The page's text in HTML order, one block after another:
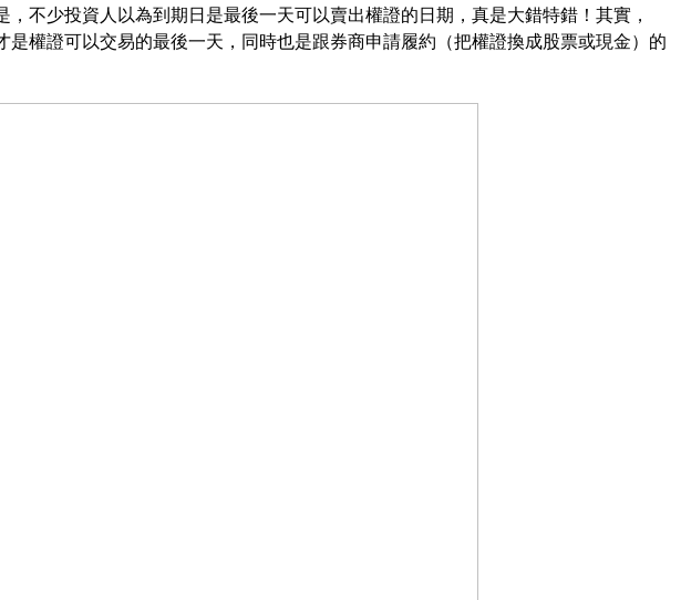
，不少投資人以為到期日是最後一天可以賣出權證的日期，真是大錯特錯！其實，
是權證可以交易的最後一天，同時也是跟券商申請履約（把權證換成股票或現金）的